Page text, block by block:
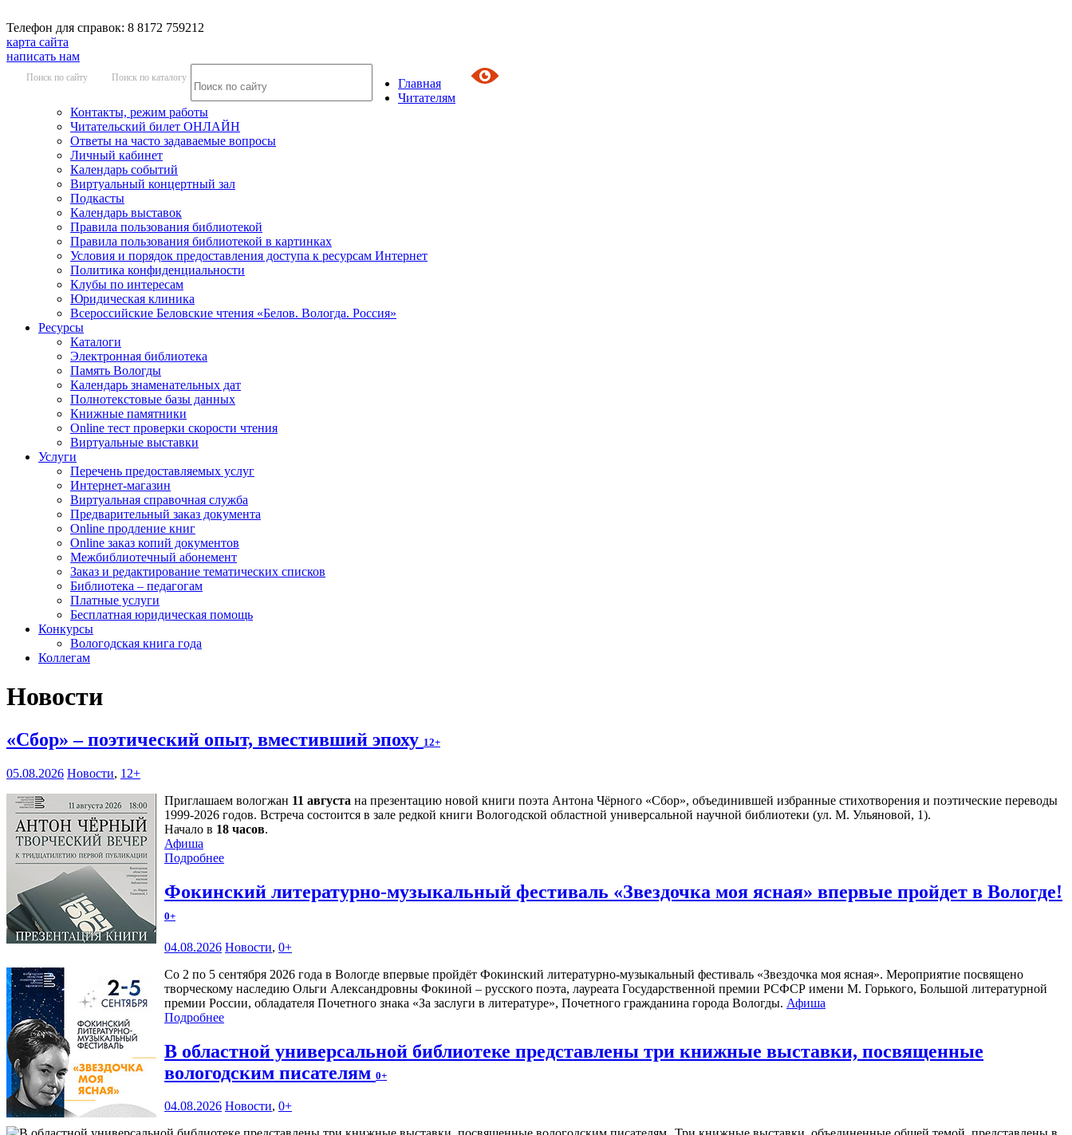
Телефон для справок: 8 8172 759212
карта сайта
написать нам
Поиск по сайту Поиск по каталогу
Главная
Читателям
Контакты, режим работы
Читательский билет ОНЛАЙН
Ответы на часто задаваемые вопросы
Личный кабинет
Календарь событий
Виртуальный концертный зал
Подкасты
Календарь выставок
Правила пользования библиотекой
Правила пользования библиотекой в картинках
Условия и порядок предоставления доступа к ресурсам Интернет
Политика конфиденциальности
Клубы по интересам
Юридическая клиника
Всероссийские Беловские чтения «Белов. Вологда. Россия»
Ресурсы
Каталоги
Электронная библиотека
Память Вологды
Календарь знаменательных дат
Полнотекстовые базы данных
Книжные памятники
Online тест проверки скорости чтения
Виртуальные выставки
Услуги
Перечень предоставляемых услуг
Интернет-магазин
Виртуальная справочная служба
Предварительный заказ документа
Online продление книг
Online заказ копий документов
Межбиблиотечный абонемент
Заказ и редактирование тематических списков
Библиотека – педагогам
Платные услуги
Бесплатная юридическая помощь
Конкурсы
Вологодская книга года
Коллегам
Новости
«Сбор» – поэтический опыт, вместивший эпоху 12+
05.08.2026 Новости, 12+
Приглашаем вологжан 11 августа на презентацию новой книги поэта Антона Чёрного «Сбор», объединившей избранные стихотворения и поэтические переводы
1999-2026 годов. Встреча состоится в зале редкой книги Вологодской областной универсальной научной библиотеки (ул. М. Ульяновой, 1).
Начало в 18 часов.
Афиша
Подробнее
Фокинский литературно-музыкальный фестиваль «Звездочка моя ясная» впервые пройдет в Вологде!
0+
04.08.2026 Новости, 0+
Со 2 по 5 сентября 2026 года в Вологде впервые пройдёт Фокинский литературно-музыкальный фестиваль «Звездочка моя ясная». Мероприятие посвящено
творческому наследию Ольги Александровны Фокиной – русского поэта, лауреата Государственной премии РСФСР имени М. Горького, Большой литературной
премии России, обладателя Почетного знака «За заслуги в литературе», Почетного гражданина города Вологды. Афиша
Подробнее
В областной универсальной библиотеке представлены три книжные выставки, посвященные
вологодским писателям 0+
04.08.2026 Новости, 0+